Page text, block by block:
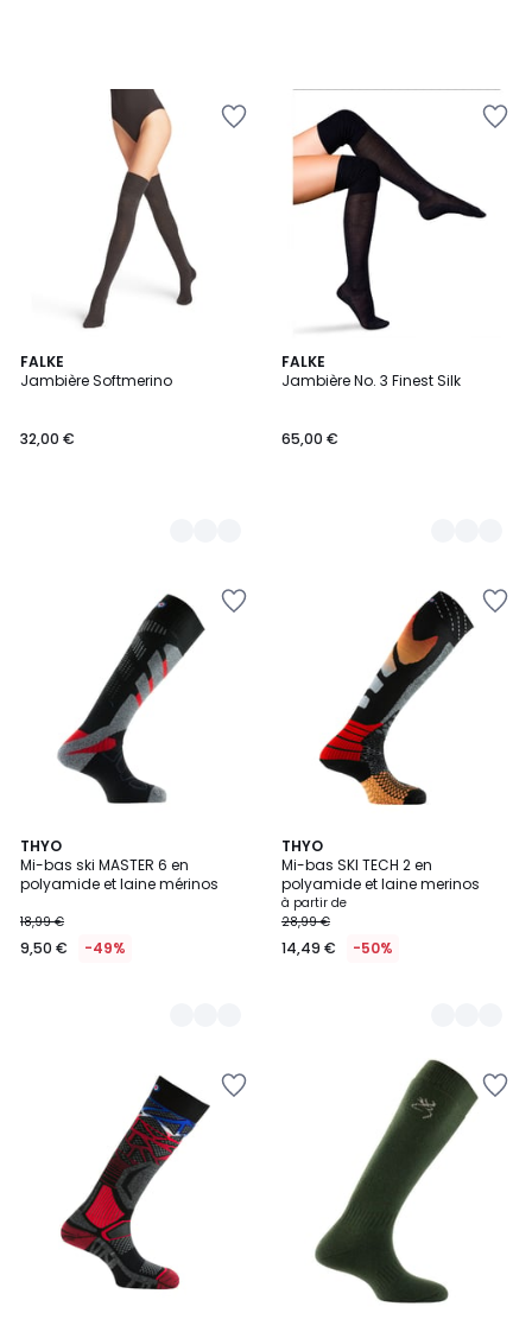
FALKE
Jambière Softmerino
32,00 €
4
Couleurs
FALKE
Jambière No. 3 Finest Silk
65,00 €
2
Couleurs
THYO
Mi-bas ski MASTER 6 en
polyamide et laine mérinos
18,99 €
9,50 € -49%
4
Couleurs
THYO
Mi-bas SKI TECH 2 en
polyamide et laine merinos
à partir de
28,99 €
14,49 € -50%
6
Couleurs